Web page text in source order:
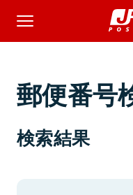
郵便番号
検索結果